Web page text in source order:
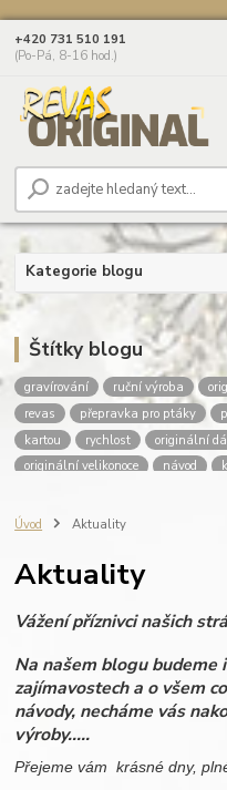
+420 731 510 191
(Po-Pá, 8-16 hod.)
Kategorie blogu
Štítky blogu
gravírování ruční výroba
revas
přepravka pro ptáky
kartou
rychlost originální
originální velikonoce
návod
fotografie do dřeva
dovolená
miminko
personalizace
svatba dárek
Úvod Aktuality
Aktuality
Vážení příznivci našich
Na našem blogu budeme
zajímavostech a o všem
návody, necháme vás
výroby.....
Přejeme vám krásné dny,